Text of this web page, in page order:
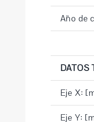
Año de
DATOS
Eje X:
Eje Y: